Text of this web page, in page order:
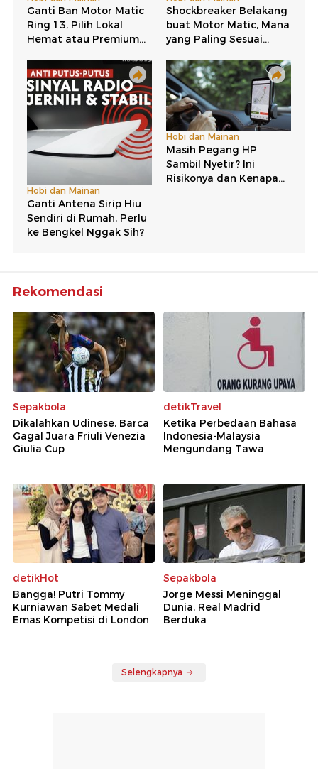
Rekomendasi
Sepakbola
Dikalahkan Udinese, Barca
Gagal Juara Friuli Venezia
Giulia Cup
detikTravel
Ketika Perbedaan Bahasa
Indonesia-Malaysia
Mengundang Tawa
detikHot
Bangga! Putri Tommy
Kurniawan Sabet Medali
Emas Kompetisi di London
Sepakbola
Jorge Messi Meninggal
Dunia, Real Madrid
Berduka
Selengkapnya